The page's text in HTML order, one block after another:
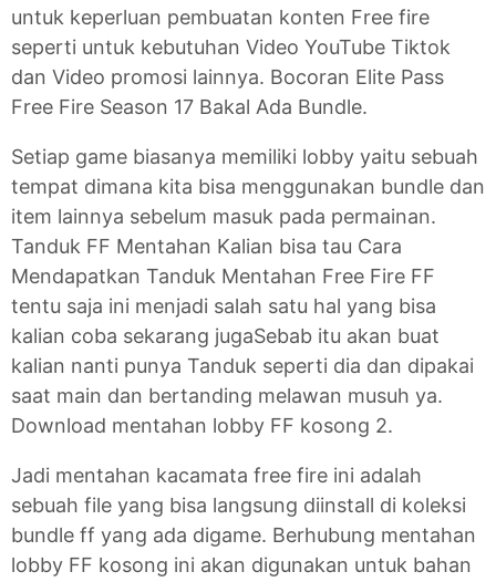
untuk keperluan pembuatan konten Free fire
seperti untuk kebutuhan Video YouTube Tiktok
dan Video promosi lainnya. Bocoran Elite Pass
Free Fire Season 17 Bakal Ada Bundle.
Setiap game biasanya memiliki lobby yaitu sebuah
tempat dimana kita bisa menggunakan bundle dan
item lainnya sebelum masuk pada permainan.
Tanduk FF Mentahan Kalian bisa tau Cara
Mendapatkan Tanduk Mentahan Free Fire FF
tentu saja ini menjadi salah satu hal yang bisa
kalian coba sekarang jugaSebab itu akan buat
kalian nanti punya Tanduk seperti dia dan dipakai
saat main dan bertanding melawan musuh ya.
Download mentahan lobby FF kosong 2.
Jadi mentahan kacamata free fire ini adalah
sebuah file yang bisa langsung diinstall di koleksi
bundle ff yang ada digame. Berhubung mentahan
lobby FF kosong ini akan digunakan untuk bahan